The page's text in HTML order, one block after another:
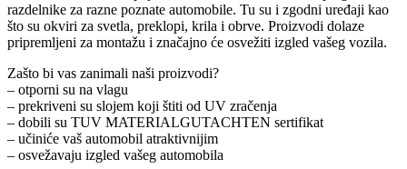
razdelnike za razne poznate automobile. Tu su i zgodni uređaji kao
što su okviri za svetla, preklopi, krila i obrve. Proizvodi dolaze
pripremljeni za montažu i značajno će osvežiti izgled vašeg vozila.
Zašto bi vas zanimali naši proizvodi?
– otporni su na vlagu
– prekriveni su slojem koji štiti od UV zračenja
– dobili su TUV MATERIALGUTACHTEN sertifikat
– učiniće vaš automobil atraktivnijim
– osvežavaju izgled vašeg automobila